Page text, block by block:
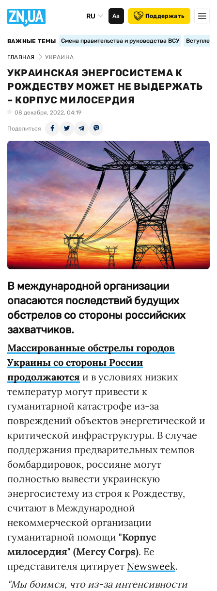
RU Аа Поддержать
ВАЖНЫЕ ТЕМЫ Смена правительства и руководства ВСУ
ГЛАВНАЯ УКРАИНА
УКРАИНСКАЯ ЭНЕРГОСИСТЕМА К
РОЖДЕСТВУ МОЖЕТ НЕ ВЫДЕРЖАТЬ
– КОРПУС МИЛОСЕРДИЯ
08 декабря, 2022, 04:19
Поделиться
В международной организации
опасаются последствий будущих
обстрелов со стороны российских
захватчиков.
Массированные обстрелы городов
Украины со стороны России
продолжаются и в условиях низких
температур могут привести к
гуманитарной катастрофе из-за
повреждений объектов энергетической и
критической инфраструктуры. В случае
поддержания предварительных темпов
бомбардировок, россияне могут
полностью вывести украинскую
энергосистему из строя к Рождеству,
считают в Международной
некоммерческой организации
гуманитарной помощи "Корпус
милосердия" (Mercy Corps). Ее
представителя цитирует Newsweek.
"Мы боимся, что из-за интенсивности